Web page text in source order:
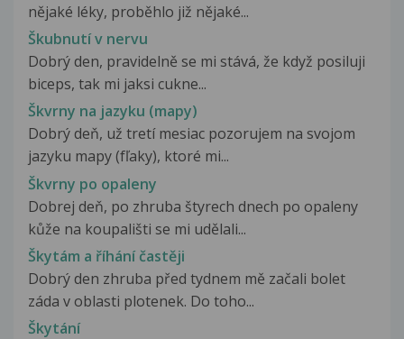
nějaké léky, proběhlo již nějaké...
Škubnutí v nervu
Dobrý den, pravidelně se mi stává, že když posiluji
biceps, tak mi jaksi cukne...
Škvrny na jazyku (mapy)
Dobrý deň, už tretí mesiac pozorujem na svojom
jazyku mapy (fľaky), ktoré mi...
Škvrny po opaleny
Dobrej deň, po zhruba štyrech dnech po opaleny
kůže na koupališti se mi udělali...
Škytám a říhání častěji
Dobrý den zhruba před tydnem mě začali bolet
záda v oblasti plotenek. Do toho...
Škytání